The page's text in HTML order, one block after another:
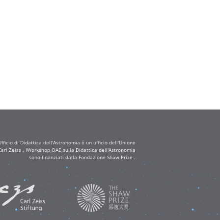
di Didattica dell'Astronomia é un ufficio dell'Unione
Zeiss . IWorkshop OAE sulla Didattica dell'Astronomia
sono finanziati dalla Fondazione Shaw Prize .